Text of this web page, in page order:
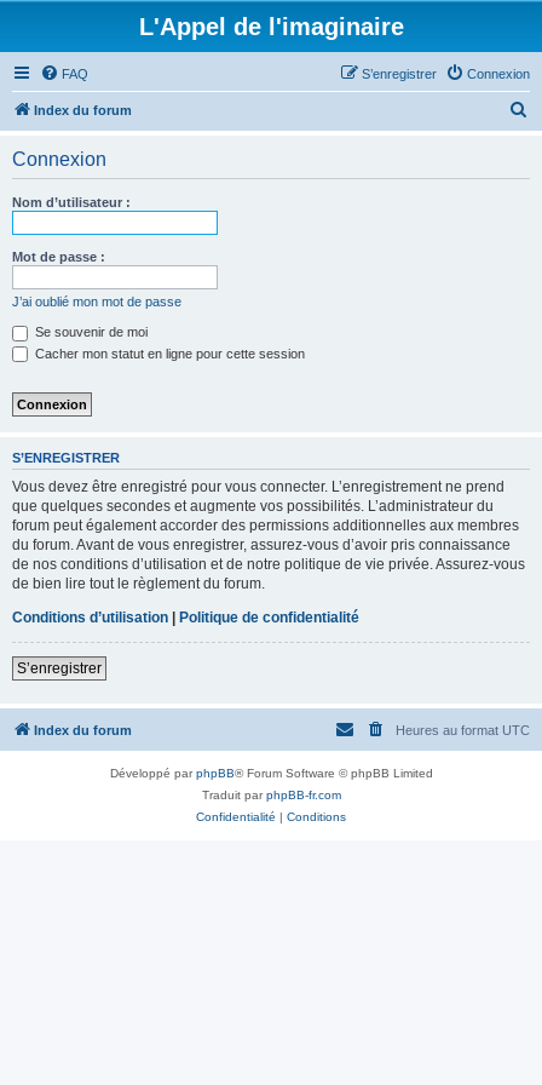
L'Appel de l'imaginaire
FAQ Connexion
S’enregistrer
Index du forum
Connexion
Nom d’utilisateur :
Mot de passe :
J’ai oublié mon mot de passe
Se souvenir de moi
Cacher mon statut en ligne pour cette session
S’ENREGISTRER
Vous devez être enregistré pour vous connecter. L’enregistrement ne prend
que quelques secondes et augmente vos possibilités. L’administrateur du
forum peut également accorder des permissions additionnelles aux membres
du forum. Avant de vous enregistrer, assurez-vous d’avoir pris connaissance
de nos conditions d’utilisation et de notre politique de vie privée. Assurez-vous
de bien lire tout le règlement du forum.
Conditions d’utilisation | Politique de confidentialité
S’enregistrer
Index du forum Heures au format UTC
Développé parphpBB® Forum Software © phpBB Limited
Traduit parphpBB-fr.com
Confidentialité | Conditions